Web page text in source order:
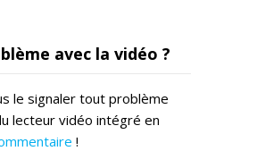
avec la vidéo ?
le signaler tout problème
lecteur vidéo intégré en
!